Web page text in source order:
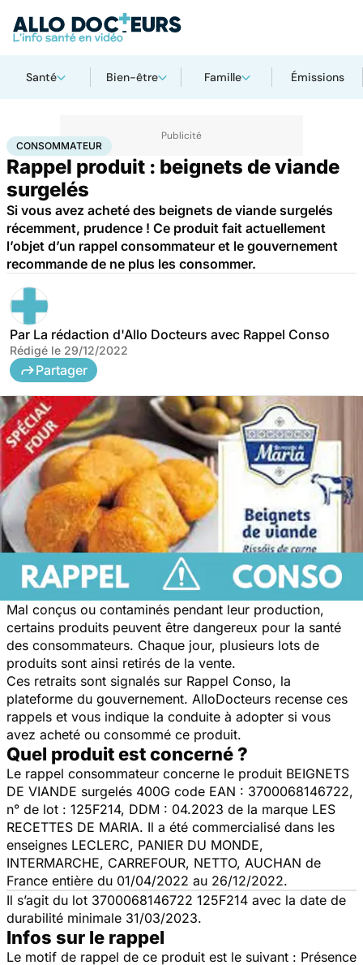
Santé Bien-être Famille Émissions
AccueilSantéConsommateur
CONSOMMATEUR
Rappel produit : beignets de viande
surgelés
Si vous avez acheté des beignets de viande surgelés
récemment, prudence ! Ce produit fait actuellement
l’objet d’un rappel consommateur et le gouvernement
recommande de ne plus les consommer.
Par La rédaction d'Allo Docteurs avec Rappel Conso
Rédigé le 29/12/2022
Partager
Mal conçus ou contaminés pendant leur production,
certains produits peuvent être dangereux pour la santé
des consommateurs. Chaque jour, plusieurs lots de
produits sont ainsi retirés de la vente.
Ces retraits sont signalés sur Rappel Conso, la
plateforme du gouvernement. AlloDocteurs recense ces
rappels et vous indique la conduite à adopter si vous
avez acheté ou consommé ce produit.
Quel produit est concerné ?
Le rappel consommateur concerne le produit BEIGNETS
DE VIANDE surgelés 400G code EAN : 3700068146722,
n° de lot : 125F214, DDM : 04.2023 de la marque LES
RECETTES DE MARIA. Il a été commercialisé dans les
enseignes LECLERC, PANIER DU MONDE,
INTERMARCHE, CARREFOUR, NETTO, AUCHAN de
France entière du 01/04/2022 au 26/12/2022.
Il s’agit du lot 3700068146722 125F214 avec la date de
durabilité minimale 31/03/2023.
Infos sur le rappel
Le motif de rappel de ce produit est le suivant : Présence